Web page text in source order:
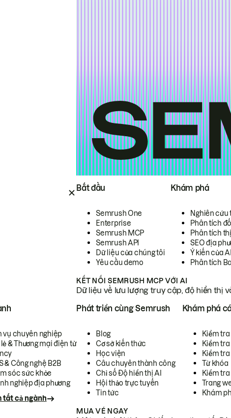
Bắt đầu
Semrush One
Enterprise
Semrush MCP
Semrush API
Dữ liệu của chúng tôi
Yêu cầu demo
Khám phá
Nghiên cứu
Phân tích
Phân tích
SEO địa
Ý kiến của
Phân tích
KẾT NỐI SEMRUSH MCP VỚI AI
Dữ liệu về lưu lượng truy cập, độ hiển thị
vụ chuyên nghiệp
lẻ & Thương mại điện tử
& Công nghệ B2B
sóc sức khỏe
nghiệp địa phương
tất cả ngành
Phát triển cùng Semrush
Blog
Cơ sở kiến thức
Học viện
Câu chuyên thành công
Chỉ số Độ hiển thị AI
Hội thảo trực tuyến
Tin tức
Khám phá
Kiểm
Kiểm tra
Kiểm
Từ khóa
Kiểm
Trang
Khám
MUA VÉ NGAY